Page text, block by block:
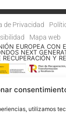
utilizamos
de Privacidad
Mapa web
EUROPEA CON
NEXT
Y